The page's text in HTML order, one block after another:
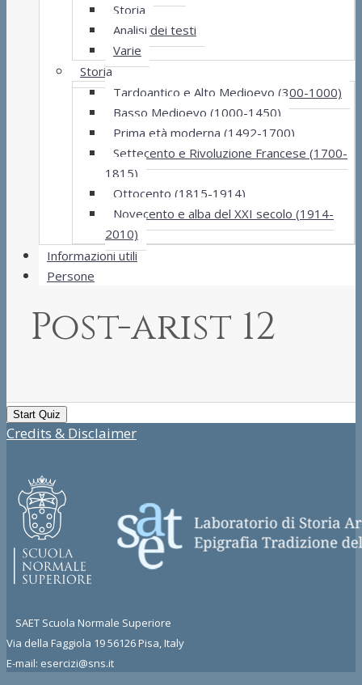
Storia
Analisi dei testi
Varie
Storia
Tardoantico e Alto Medioevo (300-1000)
Basso Medioevo (1000-1450)
Prima età moderna (1492-1700)
Settecento e Rivoluzione Francese (1700-
1815)
Ottocento (1815-1914)
Novecento e alba del XXI secolo (1914-
2010)
Informazioni utili
Persone
Post-arist 12
Credits & Disclaimer
SAET Scuola Normale Superiore
Via della Faggiola 19 56126 Pisa, Italy
E-mail: esercizi@sns.it